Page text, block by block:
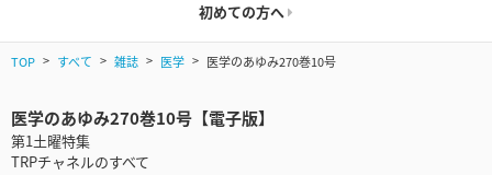
初めての方へ
TOP すべて 雑誌 医学 医学のあゆみ270巻10号
医学のあゆみ270巻10号【電子版】
第1土曜特集
TRPチャネルのすべて